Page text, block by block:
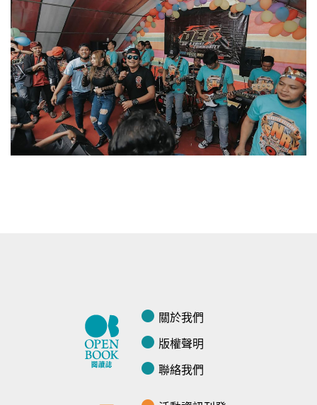
關於我們
版權聲明
聯絡我們